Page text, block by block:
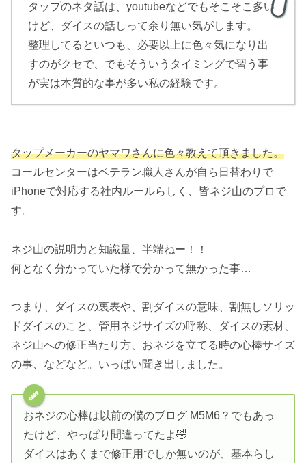
タップのネタ話は、youtubeなどでもそこそこ多い
けど、ダイスの話しって余り無い気がします。
整理してるといつも、必要以上に色々気になり出
すのがクセで、でもそういうタイミングで習う事
が実は本質的な事が多い私の経験です。
タップメーカーのヤマワさんに色々教えて頂きました。
コールセンターはベテラン職人さんが自ら日替わりで
iPhoneで対応する社内ルールらしく、皆ネジ山のプロで
す。
ネジ山の説明力と知識量、半端ねー！！
何となく分かっていた様で分かって無かった事…
つまり、ダイスの裏表や、割ダイスの意味、割無しソリッ
ドダイスのこと、管用ネジサイズの呼称、ダイスの素材、
ネジ山への修正当たり方、おネジを立てる時の心棒サイズ
の事、などなど。いっぱい聞き出しました。
おネジの心棒は以前の僕のブログ M5M6？でもあっ
たけど、やっぱり間違ってたよ🤣
ダイスはあくまで修正用でしか無いのが、基本らし